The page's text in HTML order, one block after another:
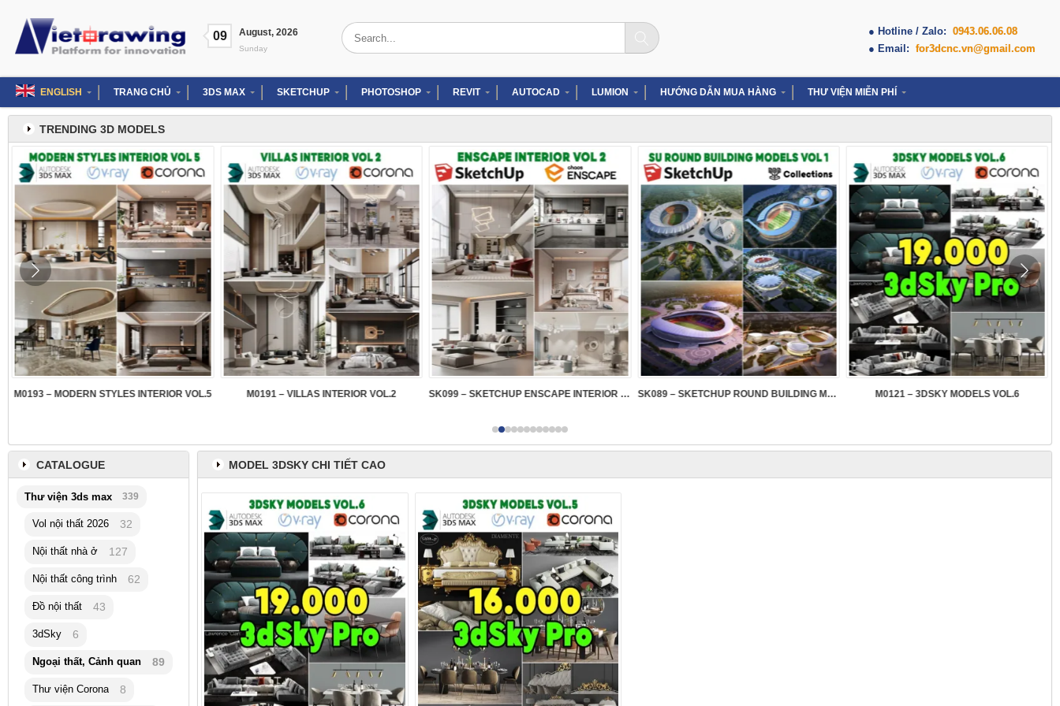
content
09 August, 2026
Sunday
Search
for:
● Hotline / Zalo: 0943.06.06.08
● Email: for3dcnc.vn@gmail.com
ENGLISH TRANG CHỦ 3DS MAX SKETCHUP PHOTOSHOP REVIT AUTOCAD LUMION HƯỚNG DẪN MUA HÀNG THƯ VIỆN MIỄN PHÍ
TRENDING 3D MODELS
M0193 – MODERN STYLES INTERIOR VOL.5 M0191 – VILLAS INTERIOR VOL.2 SK099 – SKETCHUP ENSCAPE INTERIOR VOL.2 SK089 – SKETCHUP ROUND BUILDING MODELS M0121 – 3DSKY MODELS VOL.6
MODEL 3DSKY CHI TIẾT CAO
CATALOGUE
Thư viện 3ds max 339
Vol nội thất 2026 32
Nội thất nhà ở 127
Nội thất công trình 62
Đồ nội thất 43
3dSky 6
Ngoại thất, Cảnh quan 89
Thư viện Corona 8